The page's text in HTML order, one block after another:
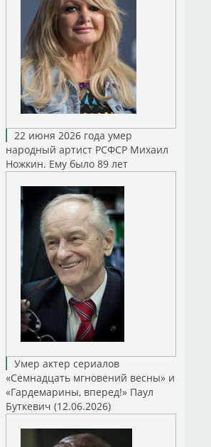
22 июня 2026 года умер
народный артист РСФСР Михаил
Ножкин. Ему было 89 лет
Умер актер сериалов
«Семнадцать мгновений весны» и
«Гардемарины, вперед!» Паул
Буткевич (12.06.2026)